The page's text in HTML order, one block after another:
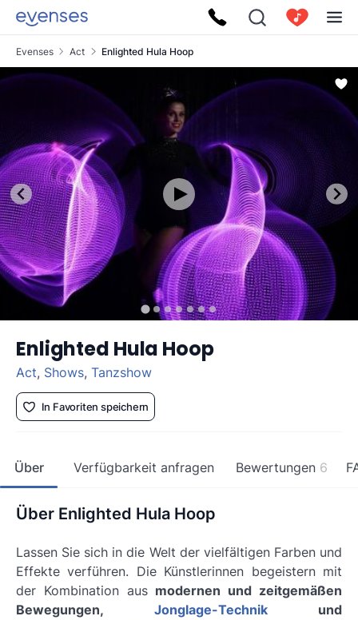
Evenses Act Enlighted Hula Hoop
Enlighted Hula Hoop
Act, Shows, Tanzshow
In Favoriten speichern
Über Verfügbarkeit anfragen Bewertungen 6
Über Enlighted Hula Hoop
Lassen Sie sich in die Welt dervielfältigen Farben und
Effekteverführen. Die Künstlerinnen begeistern mit
der Kombination aus modernen und zeitgemäßen
Bewegungen, Jonglage-Technik und